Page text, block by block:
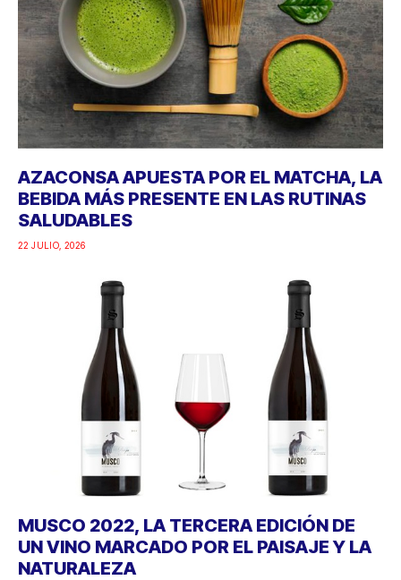
AZACONSA APUESTA POR EL MATCHA, LA
BEBIDA MÁS PRESENTE EN LAS RUTINAS
SALUDABLES
22 JULIO, 2026
MUSCO 2022, LA TERCERA EDICIÓN DE
UN VINO MARCADO POR EL PAISAJE Y LA
NATURALEZA